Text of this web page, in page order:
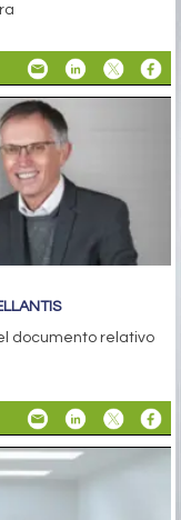
documento relativo